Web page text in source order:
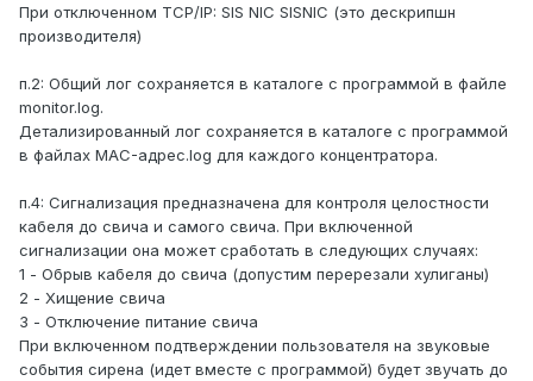
При отключенном TCP/IP: SIS NIC SISNIC (это дескрипшн
производителя)
п.2: Общий лог сохраняется в каталоге с программой в файле
monitor.log.
Детализированный лог сохраняется в каталоге с программой
в файлах MAC-адрес.log для каждого концентратора.
п.4: Сигнализация предназначена для контроля целостности
кабеля до свича и самого свича. При включенной
сигнализации она может сработать в следующих случаях:
1 - Обрыв кабеля до свича (допустим перерезали хулиганы)
2 - Хищение свича
3 - Отключение питание свича
При включенном подтверждении пользователя на звуковые
события сирена (идет вместе с программой) будет звучать до